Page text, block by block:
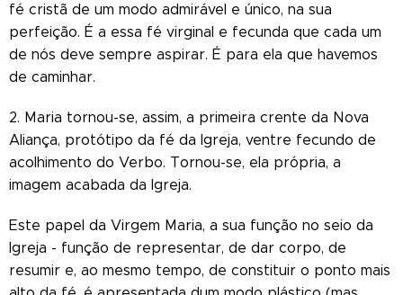
fé cristã de um modo admirável e único, na sua
perfeição. É a essa fé virginal e fecunda que cada um
de nós deve sempre aspirar. É para ela que havemos
de caminhar.
2. Maria tornou-se, assim, a primeira crente da Nova
Aliança, protótipo da fé da Igreja, ventre fecundo de
acolhimento do Verbo. Tornou-se, ela própria, a
imagem acabada da Igreja.
Este papel da Virgem Maria, a sua função no seio da
Igreja - função de representar, de dar corpo, de
resumir e, ao mesmo tempo, de constituir o ponto mais